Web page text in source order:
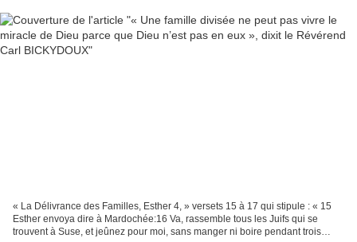
« La Délivrance des Familles, Esther 4, » versets 15 à 17 qui stipule : « 15
Esther envoya dire à Mardochée:16 Va, rassemble tous les Juifs qui se
trouvent à Suse, et jeûnez pour moi, sans manger ni boire pendant trois